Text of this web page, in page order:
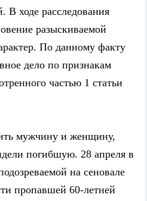
В ходе расследования
разыскиваемой
По данному факту
дело по признакам
частью 1 статьи
мужчину и женщину,
погибшую. 28 апреля в
на сеновале
пропавшей 60-летней